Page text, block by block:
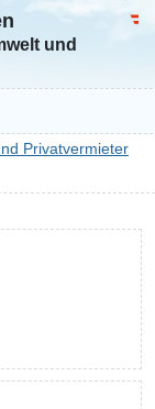
und
Privatvermieter